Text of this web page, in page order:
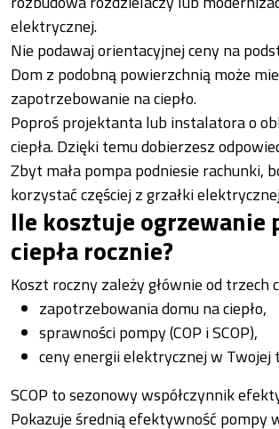
elektrycznej.
Nie podawaj orientacyjnej ceny na
Dom z podobną powierzchnią może
zapotrzebowanie na ciepło.
Poproś projektanta lub instalatora o
ciepła. Dzięki temu dobierzesz
Zbyt mała pompa podniesie rachunki,
korzystać częściej z grzałki
Ile kosztuje ogrzewanie
ciepła rocznie?
Koszt roczny zależy głównie od trzech
zapotrzebowania domu na ciepło,
sprawności pompy (COP i SCOP),
ceny energii elektrycznej w Twojej
SCOP to sezonowy współczynnik
Pokazuje średnią efektywność pompy